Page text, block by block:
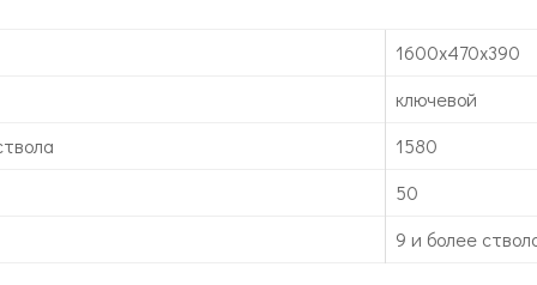
1600х470х390
ключевой
1580
50
9 и более